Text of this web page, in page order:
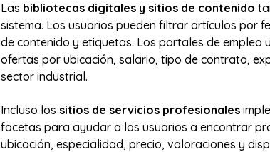
Las bibliotecas digitales y sitios de contenido
sistema. Los usuarios pueden filtrar artículos por
de contenido y etiquetas. Los portales de
ofertas por ubicación, salario, tipo de contrato,
sector industrial.
Incluso los sitios de servicios profesionales
facetas para ayudar a los usuarios a encontrar
ubicación, especialidad, precio, valoraciones y